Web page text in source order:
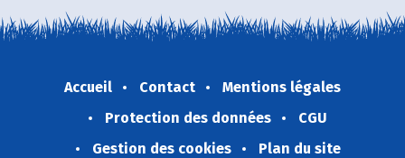
Accueil Contact
Mentions légales
Protection des données
CGU
Gestion des cookies
Plan du site